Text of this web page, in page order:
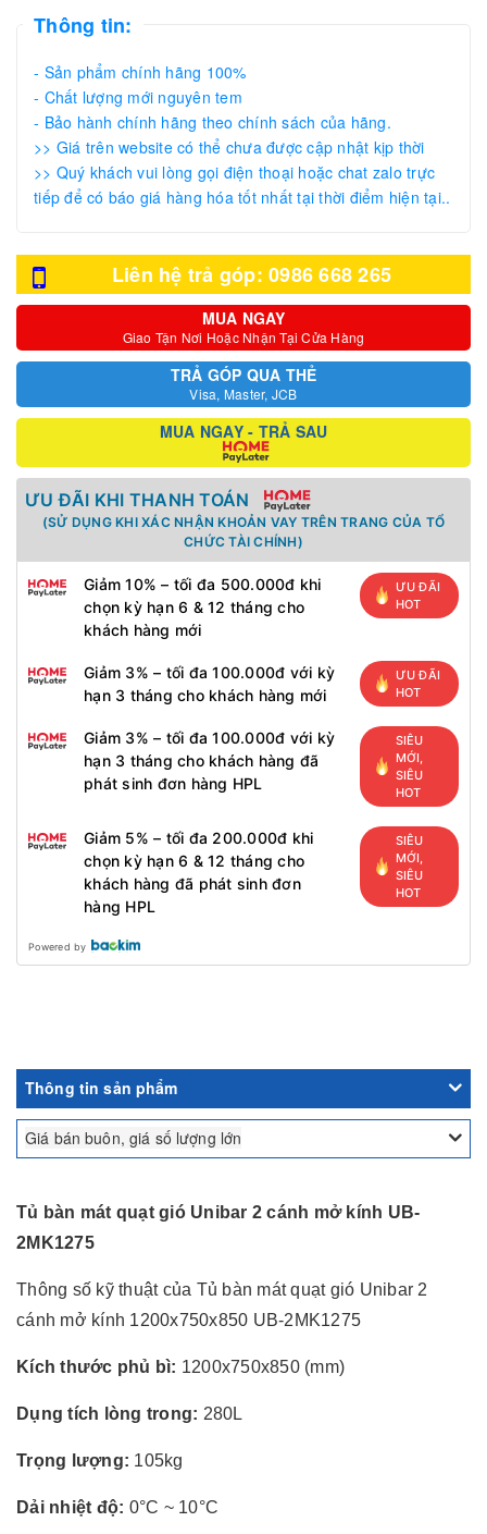
Thông tin:
- Sản phẩm chính hãng 100%
- Chất lượng mới nguyên tem
- Bảo hành chính hãng theo chính sách của hãng.
>> Giá trên website có thể chưa được cập nhật kịp thời
>> Quý khách vui lòng gọi điện thoại hoặc chat zalo trực
tiếp để có báo giá hàng hóa tốt nhất tại thời điểm hiện tại..
Liên hệ trả góp: 0986 668 265
MUA NGAY
Giao Tận Nơi Hoặc Nhận Tại Cửa Hàng
TRẢ GÓP QUA THẺ
Visa, Master, JCB
MUA NGAY - TRẢ SAU
ƯU ĐÃI KHI THANH TOÁN
(SỬ DỤNG KHI XÁC NHẬN KHOẢN VAY TRÊN TRANG CỦA TỔ
CHỨC TÀI CHÍNH)
Giảm 10% – tối đa 500.000đ khi
chọn kỳ hạn 6 & 12 tháng cho
khách hàng mới
ƯU ĐÃI
HOT
Giảm 3% – tối đa 100.000đ với kỳ
hạn 3 tháng cho khách hàng mới
ƯU ĐÃI
HOT
Giảm 3% – tối đa 100.000đ với kỳ
hạn 3 tháng cho khách hàng đã
phát sinh đơn hàng HPL
SIÊU
MỚI,
SIÊU
HOT
Giảm 5% – tối đa 200.000đ khi
chọn kỳ hạn 6 & 12 tháng cho
khách hàng đã phát sinh đơn
hàng HPL
SIÊU
MỚI,
SIÊU
HOT
Powered by
Thông tin sản phẩm
Giá bán buôn, giá số lượng lớn
Tủ bàn mát quạt gió Unibar 2 cánh mở kính UB-
2MK1275
Thông số kỹ thuật của Tủ bàn mát quạt gió Unibar 2
cánh mở kính 1200x750x850 UB-2MK1275
Kích thước phủ bì: 1200x750x850 (mm)
Dụng tích lòng trong: 280L
Trọng lượng: 105kg
Dải nhiệt độ: 0°C ~ 10°C